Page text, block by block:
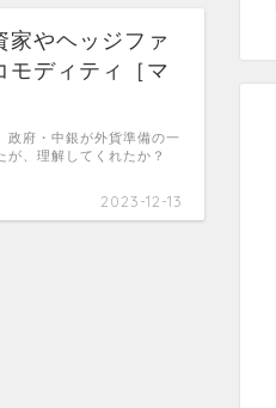
家やヘッジファ
モディティ［マ
2023-12-13
府・中銀が外貨準備の一
が、理解してくれたか？